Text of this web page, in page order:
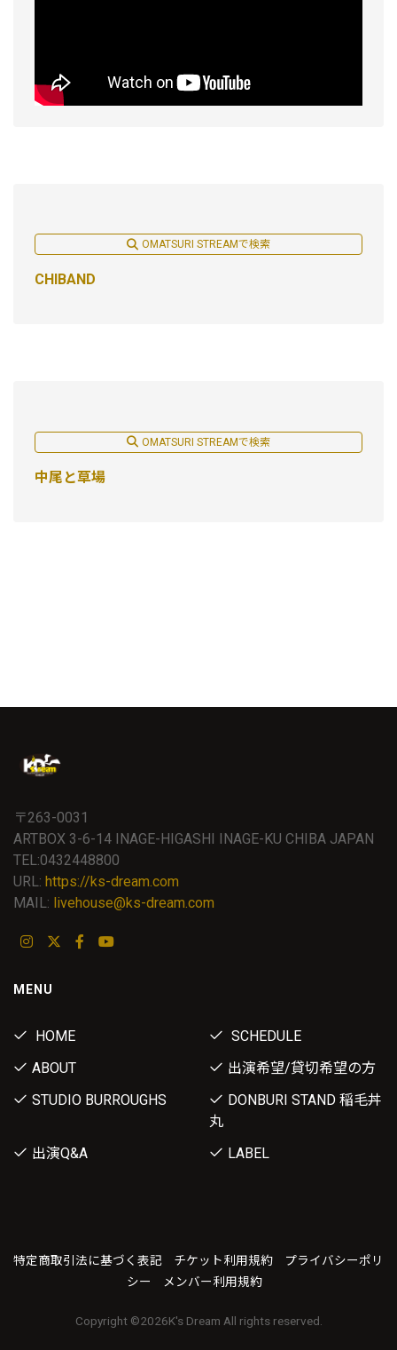
OMATSURI STREAMで検索
CHIBAND
OMATSURI STREAMで検索
中尾と草場
〒263-0031
ARTBOX 3-6-14 INAGE-HIGASHI INAGE-KU CHIBA JAPAN
TEL:0432448800
URL: https://ks-dream.com
MAIL: livehouse@ks-dream.com
MENU
HOME
SCHEDULE
ABOUT
出演希望/貸切希望の方
STUDIO BURROUGHS
DONBURI STAND 稲毛丼
丸
出演Q&A
LABEL
特定商取引法に基づく表記 チケット利用規約
プライバシーポリ
シー
メンバー利用規約
Copyright ©2026K's Dream All rights reserved.